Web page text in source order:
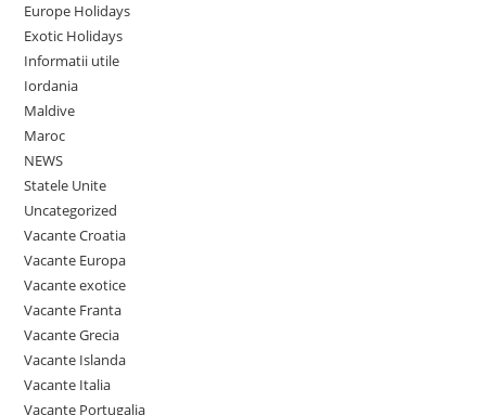
Europe Holidays
Exotic Holidays
Informatii utile
Iordania
Maldive
Maroc
NEWS
Statele Unite
Uncategorized
Vacante Croatia
Vacante Europa
Vacante exotice
Vacante Franta
Vacante Grecia
Vacante Islanda
Vacante Italia
Vacante Portugalia